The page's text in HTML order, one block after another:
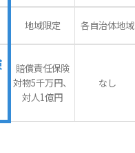
地域限定 各自治体地域
賠償責任保険
対物5千万円、
対人1億円
なし